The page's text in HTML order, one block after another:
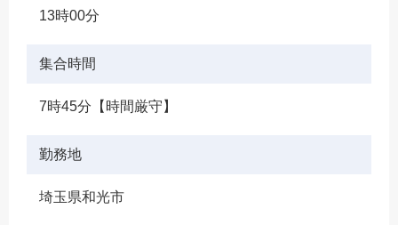
13時00分
集合時間
7時45分【時間厳守】
勤務地
埼玉県和光市